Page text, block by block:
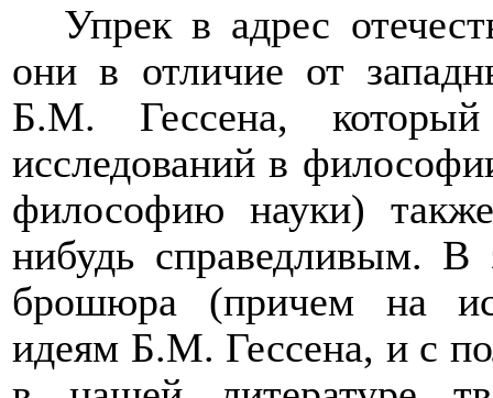
Упрек в адрес
они в отличие от
Б.М. Гессена,
исследований в
философию науки)
нибудь справедливым. В
брошюра (причем на
идеям Б.М. Гессена, и с